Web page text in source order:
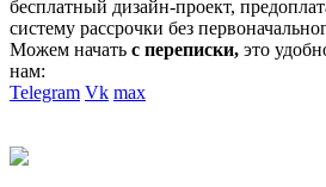
бесплатный дизайн-проект,
систему рассрочки без
Можем начать с переписки, это
нам:
Telegram Vk max